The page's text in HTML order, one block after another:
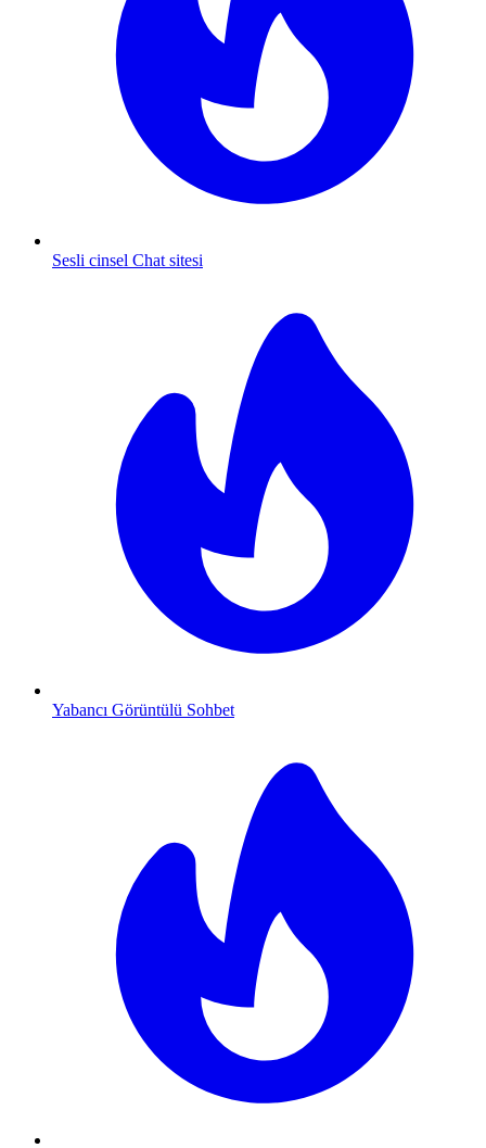
Sesli cinsel Chat sitesi
Yabancı Görüntülü Sohbet